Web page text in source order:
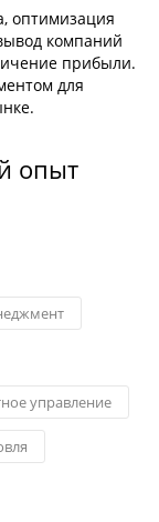
оптимизация
компаний
прибыли.
для
опыт
управление